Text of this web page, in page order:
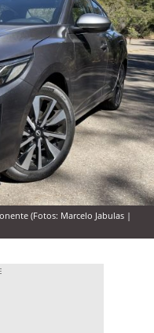
(Fotos: Marcelo Jabulas |